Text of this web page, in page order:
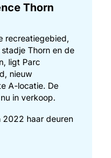
Thorn
recreatiegebied,
Thorn en de
ligt Parc
nieuw
A-locatie. De
in verkoop.
2022 haar deuren